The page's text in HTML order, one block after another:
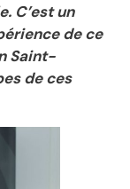
C’est un
de ce
Saint-
de ces